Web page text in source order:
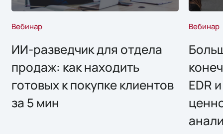
Вебинар
ИИ-разведчик для отдела
продаж: как находить
готовых к покупке клиентов
за 5 мин
Вебинар
EDR